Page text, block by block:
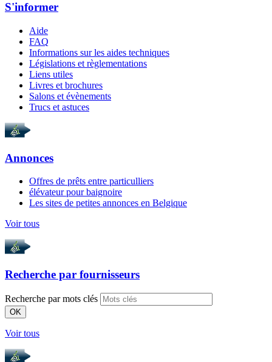
S'informer
Aide
FAQ
Informations sur les aides techniques
Législations et règlementations
Liens utiles
Livres et brochures
Salons et évènements
Trucs et astuces
Annonces
Offres de prêts entre particulliers
élévateur pour baignoire
Les sites de petites annonces en Belgique
Voir tous
Recherche par fournisseurs
Recherche par mots clés
OK
Voir tous